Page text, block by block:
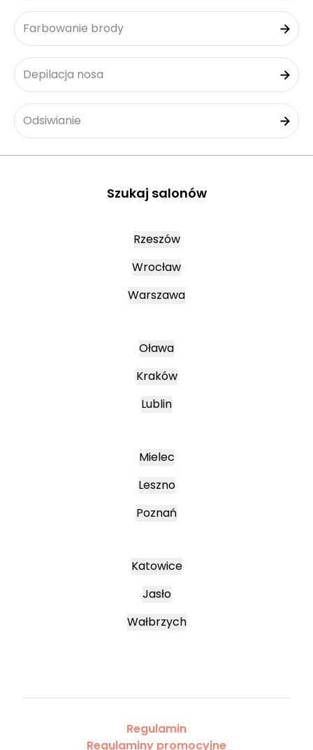
Farbowanie brody
Depilacja nosa
Odsiwianie
Szukaj salonów
Rzeszów
Wrocław
Warszawa
Oława
Kraków
Lublin
Mielec
Leszno
Poznań
Katowice
Jasło
Wałbrzych
Regulamin
Regulaminy promocyjne